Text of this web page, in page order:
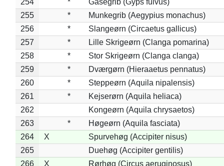
255
*
Munkegrib (Aegypius monachus)
256
*
Slangeørn (Circaetus gallicus)
257
*
Lille Skrigeørn (Clanga pomarina)
258
*
Stor Skrigeørn (Clanga clanga)
259
*
Dværgørn (Hieraaetus pennatus)
260
*
Steppeørn (Aquila nipalensis)
261
*
Kejserørn (Aquila heliaca)
262
Kongeørn (Aquila chrysaetos)
263
*
Høgeørn (Aquila fasciata)
264
X
Spurvehøg (Accipiter nisus)
265
Duehøg (Accipiter gentilis)
266
X
Rørhøg (Circus aeruginosus)